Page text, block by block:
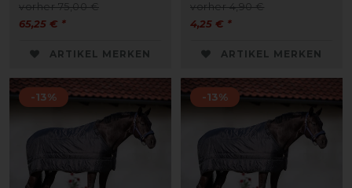
vorher 75,00 €
65,25 € *
ARTIKEL MERKEN
vorher 4,90 €
4,25 € *
ARTIKEL MERKEN
-13% -13%